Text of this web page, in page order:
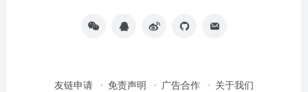
友链申请 免责声明 广告合作 关于我们